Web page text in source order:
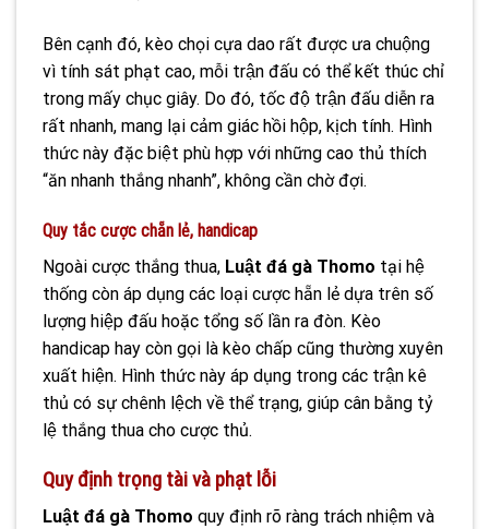
Bên cạnh đó, kèo chọi cựa dao rất được ưa chuộng
vì tính sát phạt cao, mỗi trận đấu có thể kết thúc chỉ
trong mấy chục giây. Do đó, tốc độ trận đấu diễn ra
rất nhanh, mang lại cảm giác hồi hộp, kịch tính. Hình
thức này đặc biệt phù hợp với những cao thủ thích
“ăn nhanh thắng nhanh”, không cần chờ đợi.
Quy tắc cược chẵn lẻ, handicap
Ngoài cược thắng thua, Luật đá gà Thomo tại hệ
thống còn áp dụng các loại cược hẵn lẻ dựa trên số
lượng hiệp đấu hoặc tổng số lần ra đòn. Kèo
handicap hay còn gọi là kèo chấp cũng thường xuyên
xuất hiện. Hình thức này áp dụng trong các trận kê
thủ có sự chênh lệch về thể trạng, giúp cân bằng tỷ
lệ thắng thua cho cược thủ.
Quy định trọng tài và phạt lỗi
Luật đá gà Thomo quy định rõ ràng trách nhiệm và